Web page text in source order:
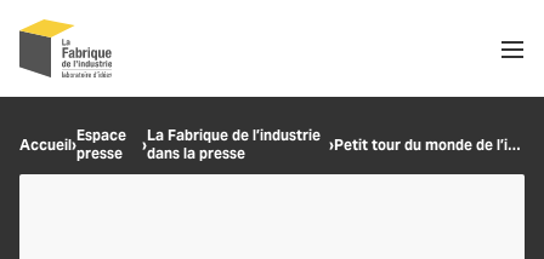
Recherche
Accueil›Espace
presse
›La Fabrique de l’industrie
dans la presse
› Petit tour du monde de l’industrie du futur